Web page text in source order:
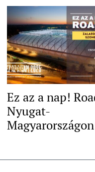
Ez az a nap!
Nyugat-
Magyarországon